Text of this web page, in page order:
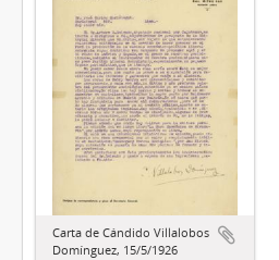
Carta de Cándido Villalobos
Domínguez, 15/5/1926